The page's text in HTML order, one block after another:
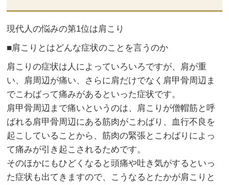
現代人の悩みの第1位は肩こり
■肩こりとはどんな症状のことを言うのか
肩こりの症状は人によっていろいろですが、肩が重
い、肩周辺が痛い、さらに肩だけでなく肩甲骨周辺ま
でこわばって痛みがあるといった症状です。
肩甲骨周辺まで痛いというのは、肩こりが僧帽筋と呼
ばれる肩甲骨周辺にある筋肉がこわばり、血行不良を
起こしていることから、筋肉の緊張とこわばりによっ
て痛みが引き起こされるためです。
そのほかにもひどくなると頭痛や吐き気がするといっ
た症状も出てきますので、こうなるとたかが肩こりと